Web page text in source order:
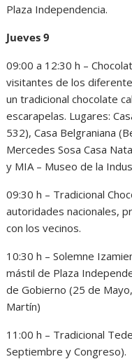
Plaza Independencia.
Jueves 9
09:00 a 12:30 h –
visitantes de los
un tradicional chocolate
escarapelas. Lugares:
532), Casa Belgraniana
Mercedes Sosa Casa
y MIA – Museo de la
09:30 h – Tradicional
autoridades nacionales,
con los vecinos.
10:30 h – Solemne
mástil de Plaza
de Gobierno (25 de
Martín)
11:00 h – Tradicional
Septiembre y Congreso).